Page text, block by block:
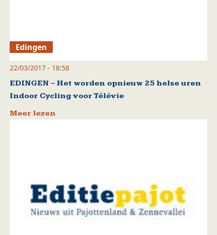
Edingen
22/03/2017 - 18:58
EDINGEN – Het worden opnieuw 25 helse uren
Indoor Cycling voor Télévie
Meer lezen